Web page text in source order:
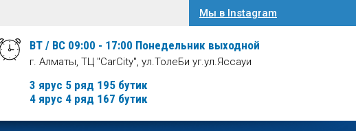
Мы в Instagram
ВТ / ВС 09:00 - 17:00 Понедельник выходной
г. Алматы, ТЦ "CarCity", ул.ТолеБи уг.ул.Яссауи
3 ярус 5 ряд 195 бутик
4 ярус 4 ряд 167 бутик